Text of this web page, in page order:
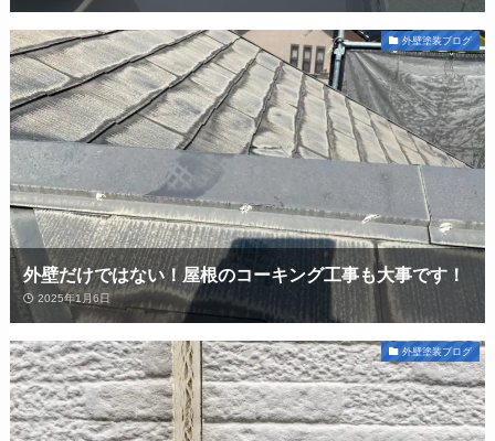
外壁塗装ブログ
外壁だけではない！屋根のコーキング工事も大事です！
2025年1月6日
外壁塗装ブログ